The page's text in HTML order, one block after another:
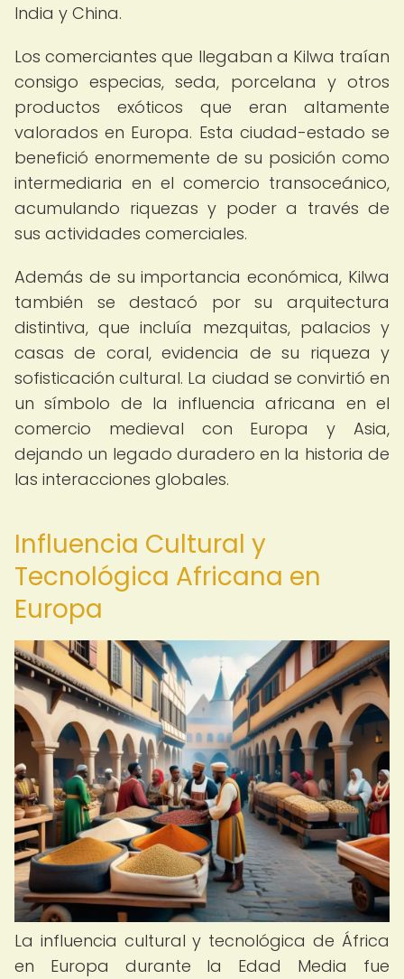
India y China.
Los comerciantes que llegaban a Kilwa traían
consigo especias, seda, porcelana y otros
productos exóticos que eran altamente
valorados en Europa. Esta ciudad-estado se
benefició enormemente de su posición como
intermediaria en el comercio transoceánico,
acumulando riquezas y poder a través de
sus actividades comerciales.
Además de su importancia económica, Kilwa
también se destacó por su arquitectura
distintiva, que incluía mezquitas, palacios y
casas de coral, evidencia de su riqueza y
sofisticación cultural. La ciudad se convirtió en
un símbolo de la influencia africana en el
comercio medieval con Europa y Asia,
dejando un legado duradero en la historia de
las interacciones globales.
Influencia Cultural y
Tecnológica Africana en
Europa
La influencia cultural y tecnológica de África
en Europa durante la Edad Media fue